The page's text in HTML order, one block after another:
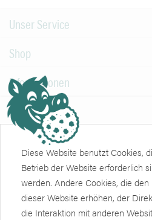
Unser Service
Shop
Informationen
Weiteres
Newsletter
Zertifikate
Diese Website benutzt Cookies,
Betrieb der Website erforderlich
werden. Andere Cookies, die
dieser Website erhöhen, der
die Interaktion mit anderen